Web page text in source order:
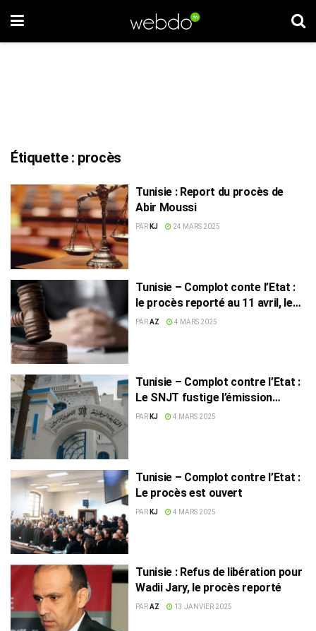
Étiquette : procès
Tunisie : Report du procès de
Abir Moussi
PAR KJ 24 MARS 2025
Tunisie – Complot conte l’Etat :
le procès reporté au 11 avril, les
accusés restent en détention
PARAZ 4 MARS 2025
Tunisie – Complot contre l’Etat :
Le SNJT fustige l’émission
Rendez-Vous 9
PAR KJ 4 MARS 2025
Tunisie – Complot contre l’Etat :
Le procès est ouvert
PAR KJ 4 MARS 2025
Tunisie : Refus de libération pour
Wadii Jary, le procès reporté
PARAZ 13 JANVIER 2025